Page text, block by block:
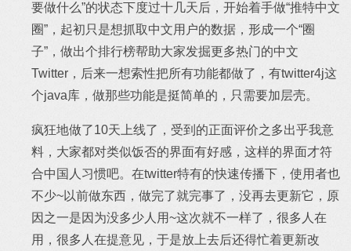
要做什么”的状态下度过十几天后，开始着手做“推特中文
圈”，起初只是想抓取中文用户的数据，形成一个“圈
子”，做出个排行榜帮助大家发掘更多热门的中文
Twitter，后来一想索性把所有功能都做了，有twitter4j这
个java库，做那些功能是挺简单的，只需要加层壳。
疯狂地做了10天上线了，受到的正面评价之多出乎我意
料，大家都对类似饭否的界面有好感，这样的界面才符
合中国人习惯吧。在twitter特有的快速传播下，使用者也
不少~以前做东西，做完了就完事了，没再去更新它，原
因之一是因为没多少人用~这次就不一样了，很多人在
用，很多人在提意见，于是放上去后还得忙着更新改